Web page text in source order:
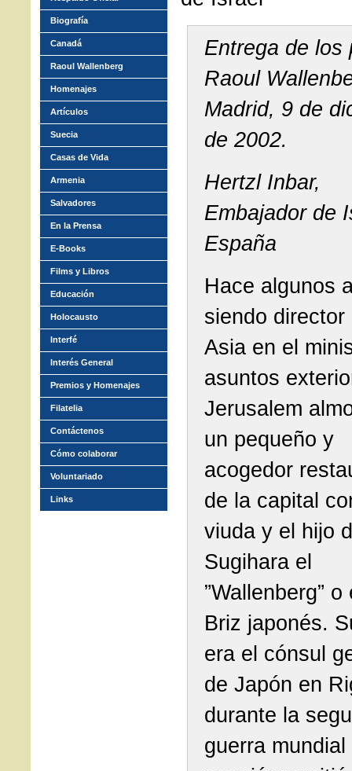
Entrega de los
Raoul
Madrid, 9 de
de 2002.
Hertzl Inbar,
Embajador de
España
Hace algunos
siendo director
Asia en el
asuntos
Jerusalem
un pequeño y
acogedor
de la capital
viuda y el hijo
Sugihara el
”Wallenberg”
Briz japonés.
era el cónsul
de Japón en
durante la
guerra mundial
Biografía
Canadá
Raoul Wallenberg
Homenajes
Artículos
Suecia
Casas de Vida
Armenia
Salvadores
En la Prensa
E-Books
Films y Libros
Educación
Holocausto
Interfé
Interés General
Premios y Homenajes
Filatelia
Contáctenos
Cómo colaborar
Voluntariado
Links